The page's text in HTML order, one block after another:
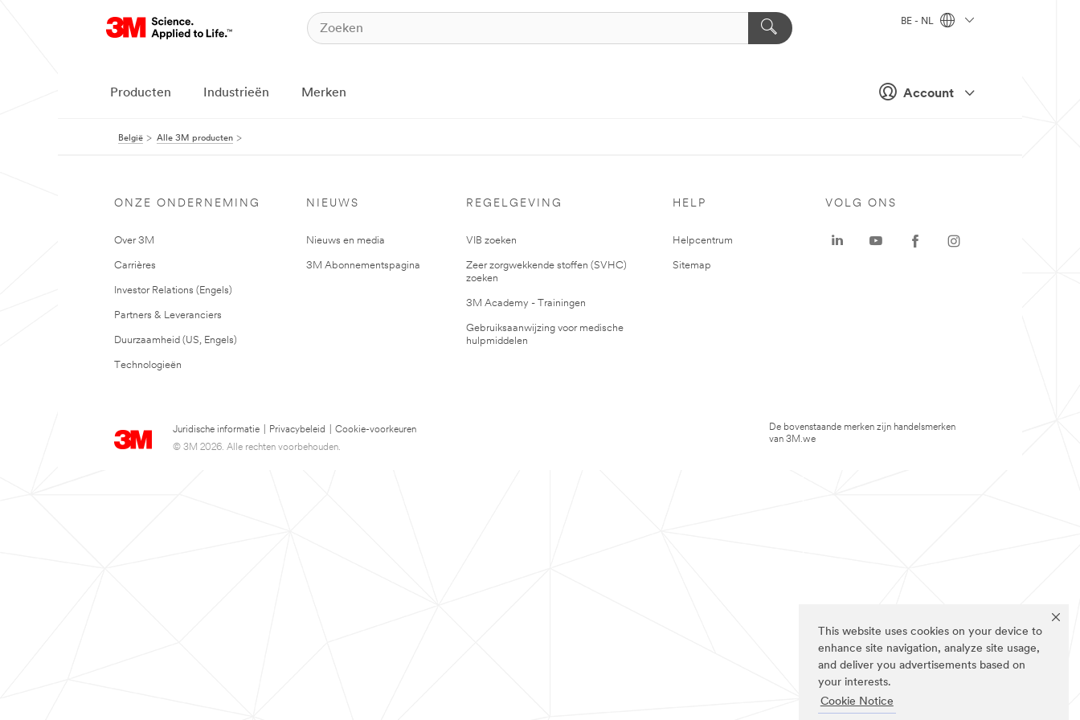
This website uses cookies on your device to
enhance site navigation, analyze site usage,
and deliver you advertisements based on
your interests.
Cookie Notice
Account
BE - NL
Producten Industrieën Merken
België Alle 3M producten
ONZE ONDERNEMING
Over 3M
Carrières
Investor Relations (Engels)
Partners & Leveranciers
Duurzaamheid (US, Engels)
Technologieën
NIEUWS
Nieuws en media
3M Abonnementspagina
REGELGEVING
VIB zoeken
Zeer zorgwekkende stoffen (SVHC)
zoeken
3M Academy - Trainingen
Gebruiksaanwijzing voor medische
hulpmiddelen
HELP
Helpcentrum
Sitemap
Juridische informatie Privacybeleid
Cookie-voorkeuren
© 3M 2026. Alle rechten voorbehouden.
VOLG ONS
De bovenstaande merken zijn handelsmerken
van 3M.we